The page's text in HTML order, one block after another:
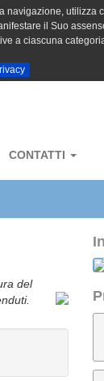
il Suo
a ciascuna
CONTATTI
del